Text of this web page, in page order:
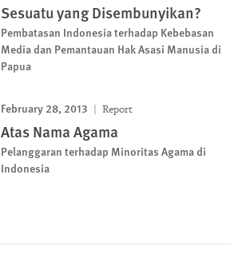
Sesuatu yang Disembunyikan?
Pembatasan Indonesia terhadap Kebebasan
Media dan Pemantauan Hak Asasi Manusia di
Papua
February 28, 2013 Report
Atas Nama Agama
Pelanggaran terhadap Minoritas Agama di
Indonesia